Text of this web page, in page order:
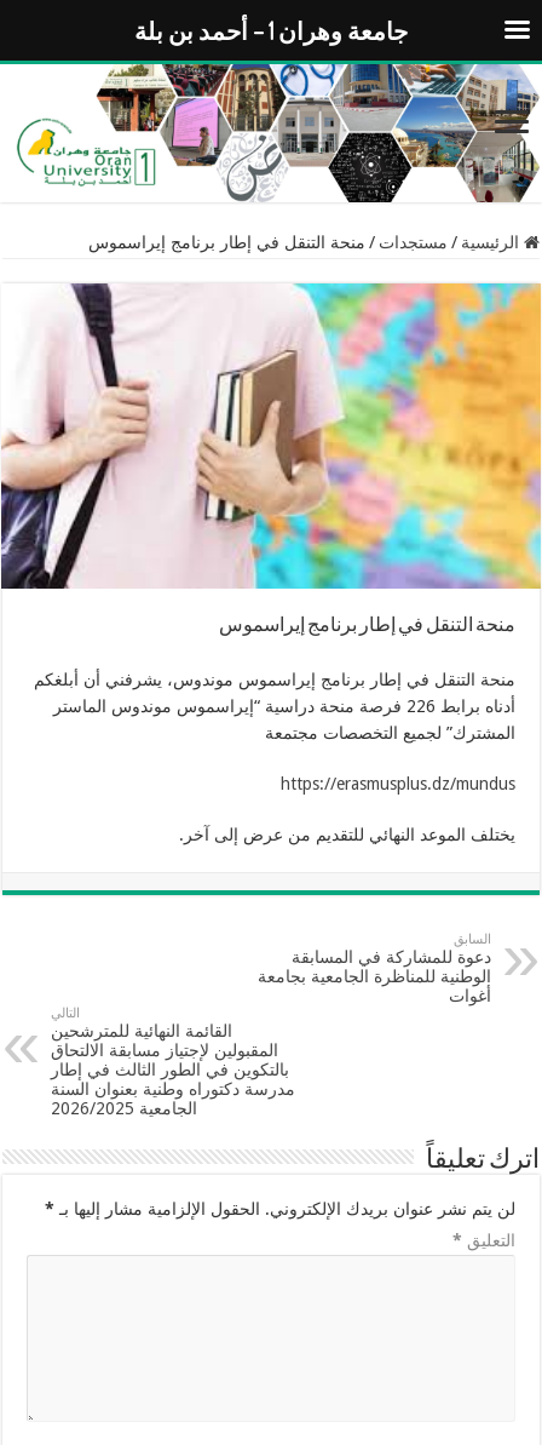
الرئيسية / مستجدات / منحة التنقل في إطار برنامج إيراسموس
منحة التنقل في إطار برنامج إيراسموس
منحة التنقل في إطار برنامج إيراسموس موندوس، يشرفني أن أبلغكم
أدناه برابط 226 فرصة منحة دراسية “إيراسموس موندوس الماستر
المشترك” لجميع التخصصات مجتمعة
https://erasmusplus.dz/mundus
يختلف الموعد النهائي للتقديم من عرض إلى آخر.
السابق
دعوة للمشاركة في المسابقة
الوطنية للمناظرة الجامعية بجامعة
أغوات
التالي
القائمة النهائية للمترشحين
المقبولين لإجتياز مسابقة الالتحاق
بالتكوين في الطور الثالث في إطار
مدرسة دكتوراه وطنية بعنوان السنة
الجامعية 2026/2025
اترك تعليقاً
لن يتم نشر عنوان بريدك الإلكتروني. الحقول الإلزامية مشار إليها بـ *
التعليق *
جامعة وهران 1 – أحمد بن بلة